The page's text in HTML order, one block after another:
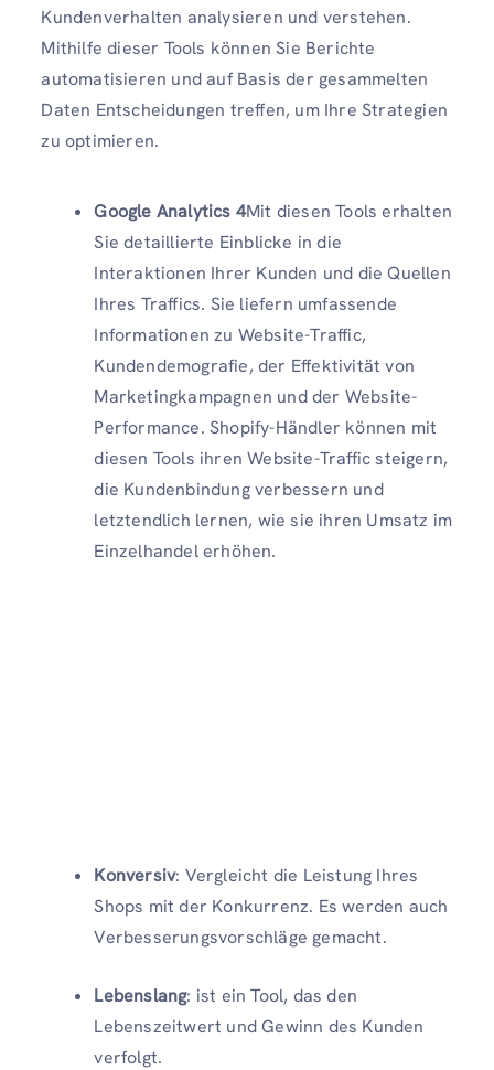
Kundenverhalten analysieren und verstehen.
Mithilfe dieser Tools können Sie Berichte
automatisieren und auf Basis der gesammelten
Daten Entscheidungen treffen, um Ihre Strategien
zu optimieren.
Google Analytics 4Mit diesen Tools erhalten
Sie detaillierte Einblicke in die
Interaktionen Ihrer Kunden und die Quellen
Ihres Traffics. Sie liefern umfassende
Informationen zu Website-Traffic,
Kundendemografie, der Effektivität von
Marketingkampagnen und der Website-
Performance. Shopify-Händler können mit
diesen Tools ihren Website-Traffic steigern,
die Kundenbindung verbessern und
letztendlich lernen, wie sie ihren Umsatz im
Einzelhandel erhöhen.
Konversiv: Vergleicht die Leistung Ihres
Shops mit der Konkurrenz. Es werden auch
Verbesserungsvorschläge gemacht.
Lebenslang: ist ein Tool, das den
Lebenszeitwert und Gewinn des Kunden
verfolgt.